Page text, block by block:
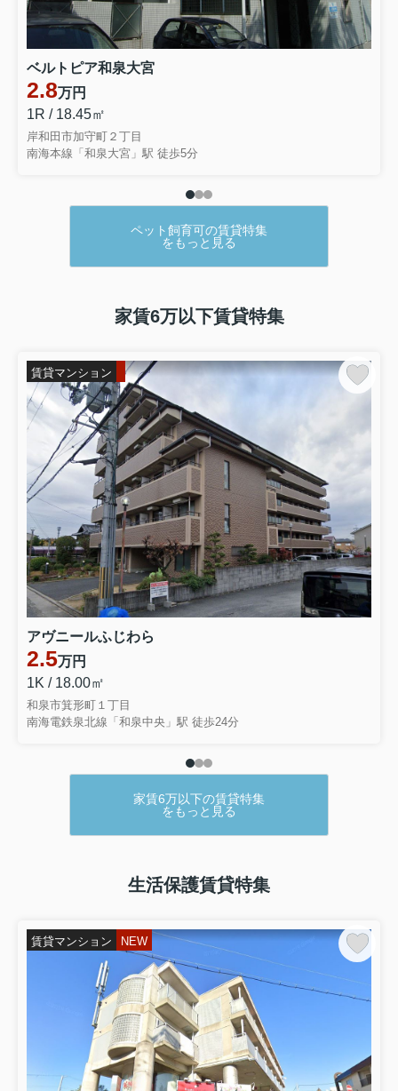
ベルトピア和泉大宮
2.8万円
1R / 18.45㎡
岸和田市加守町２丁目
南海本線「和泉大宮」駅 徒歩5分
ペット飼育可の賃貸特集
をもっと見る
家賃6万以下賃貸特集
賃貸マンション
アヴニールふじわら
2.5万円
1K / 18.00㎡
和泉市箕形町１丁目
南海電鉄泉北線「和泉中央」駅 徒歩24分
家賃6万以下の賃貸特集
をもっと見る
生活保護賃貸特集
賃貸マンション NEW